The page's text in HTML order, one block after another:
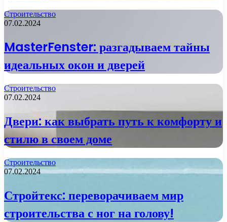
Строительство
07.02.2024
MasterFenster: разгадываем тайны
идеальных окон и дверей
Строительство
07.02.2024
Двери: как выбрать путь к комфорту и
стилю в своем доме
Строительство
07.02.2024
Стройтекс: переворачиваем мир
строительства с ног на голову!